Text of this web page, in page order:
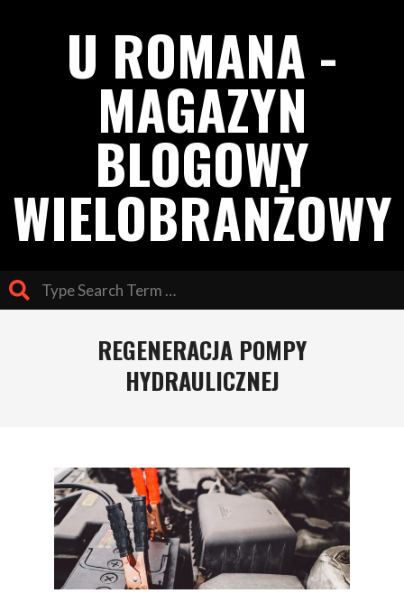
U ROMANA -
MAGAZYN
BLOGOWY
WIELOBRANŻOWY
REGENERACJA POMPY
HYDRAULICZNEJ